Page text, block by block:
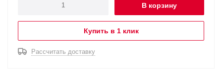
В корзину
Купить в 1 клик
Рассчитать доставку